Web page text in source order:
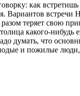
как
Вариантов
теряет свою
какого-нибудь
думать, что
и пожилые